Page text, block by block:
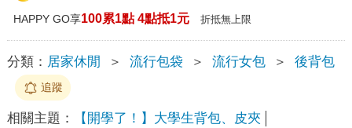
HAPPY GO享100累1點 4點抵1元 折抵無上限
分類： 居家休閒 ＞ 流行包袋 ＞ 流行女包 ＞ 後背包
追蹤
相關主題： 【開學了！】大學生背包、皮夾